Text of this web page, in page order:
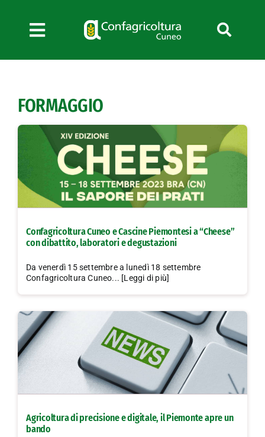
contenuto
Toggle
Navigation
News
Bandi
Formazione
Convenzioni
L’Agricoltore cuneese
Lavora con noi
FORMAGGIO
Confagricoltura Cuneo e Cascine Piemontesi a “Cheese”
con dibattito, laboratori e degustazioni
Da venerdì 15 settembre a lunedì 18 settembre
Confagricoltura Cuneo... [Leggi di più]
Agricoltura di precisione e digitale, il Piemonte apre un
bando